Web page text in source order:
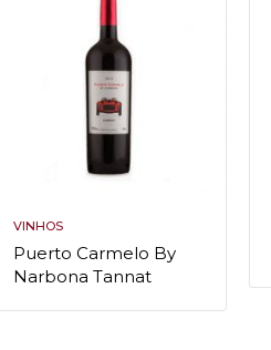
VINHOS
Puerto Carmelo By
Narbona Tannat